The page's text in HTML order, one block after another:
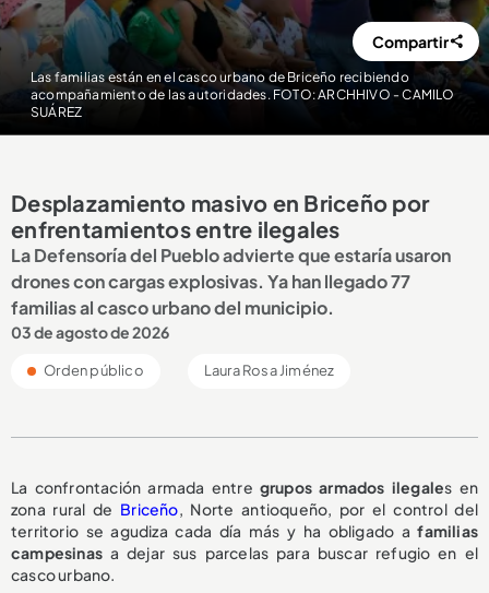
Las familias están en el casco urbano de Briceño recibiendo
acompañamiento de las autoridades. FOTO: ARCHHIVO - CAMILO
SUÁREZ
Compartir
Desplazamiento masivo en Briceño por
enfrentamientos entre ilegales
La Defensoría del Pueblo advierte que estaría usaron
drones con cargas explosivas. Ya han llegado 77
familias al casco urbano del municipio.
03 de agosto de 2026
Orden público Laura Rosa Jiménez
La confrontación armada entre grupos armados ilegales en
zona rural de Briceño, Norte antioqueño, por el control del
territorio se agudiza cada día más y ha obligado afamilias
campesinas a dejar sus parcelas para buscar refugio en el
casco urbano.